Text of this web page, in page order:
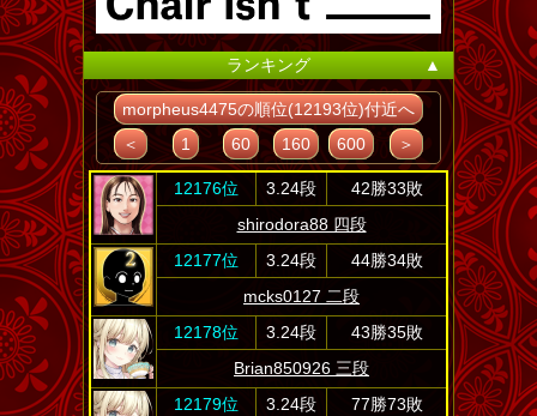
ランキング ▲
morpheus4475の順位(12193位)付近へ
＜
1 60 160 600 ＞
12176位 3.24段
42勝33敗
shirodora88 四段
12177位
3.24段
44勝34敗
mcks0127 二段
12178位
3.24段
43勝35敗
Brian850926 三段
12179位
3.24段
77勝73敗